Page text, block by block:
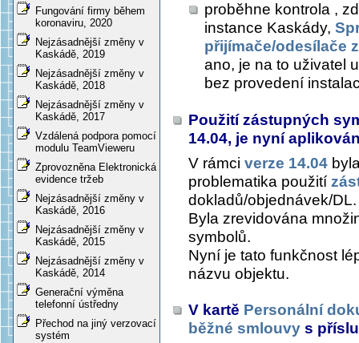
Fungování firmy během
koronaviru, 2020
Nejzásadnější změny v
Kaskádě, 2019
Nejzásadnější změny v
Kaskádě, 2018
Nejzásadnější změny v
Kaskádě, 2017
Vzdálená podpora pomocí
modulu TeamVieweru
Zprovozněna Elektronická
evidence tržeb
Nejzásadnější změny v
Kaskádě, 2016
Nejzásadnější změny v
Kaskádě, 2015
Nejzásadnější změny v
Kaskádě, 2014
Generační výměna
telefonní ústředny
Přechod na jiný verzovací
systém
proběhne kontrola ,
instance Kaskády,
přijímače/odesílače
ano, je na to uživatel
bez provedení
Použití zástupných
14.04, je nyní
V rámci verze 14.04
problematika použití
dokladů/objednávek/DL.
Byla zrevidována
symbolů.
Nyní je tato funkčnost
názvu objektu.
V kartě Personální
běžné smlouvy s